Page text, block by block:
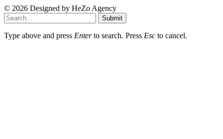
© 2026 Designed by HeZo Agency
Submit
Type above and press Enterto search. Press Esc to cancel.